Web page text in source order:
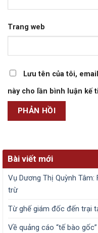
Trang web
Lưu tên của tôi,
này cho lần bình luận kế
Bài viết mới
Vụ Dương Thị Quỳnh
trừ
Từ ghế giám đốc đến trại
Về quảng cáo “tế bào gốc”